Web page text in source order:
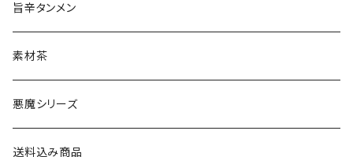
旨辛タンメン
素材茶
悪魔シリーズ
送料込み商品